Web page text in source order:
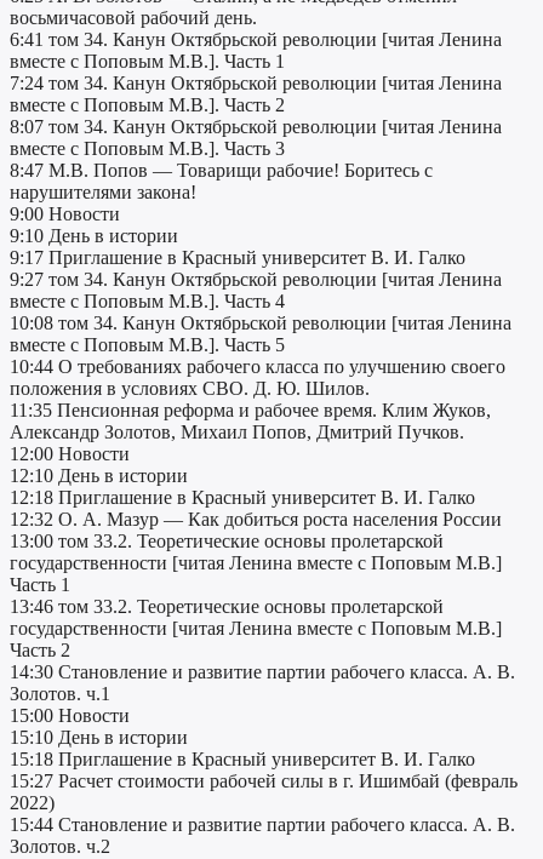
восьмичасовой рабочий день.
6:41 том 34. Канун Октябрьской революции [читая Ленина
вместе с Поповым М.В.]. Часть 1
7:24 том 34. Канун Октябрьской революции [читая Ленина
вместе с Поповым М.В.]. Часть 2
8:07 том 34. Канун Октябрьской революции [читая Ленина
вместе с Поповым М.В.]. Часть 3
8:47 М.В. Попов — Товарищи рабочие! Боритесь с
нарушителями закона!
9:00 Новости
9:10 День в истории
9:17 Приглашение в Красный университет В. И. Галко
9:27 том 34. Канун Октябрьской революции [читая Ленина
вместе с Поповым М.В.]. Часть 4
10:08 том 34. Канун Октябрьской революции [читая Ленина
вместе с Поповым М.В.]. Часть 5
10:44 О требованиях рабочего класса по улучшению своего
положения в условиях СВО. Д. Ю. Шилов.
11:35 Пенсионная реформа и рабочее время. Клим Жуков,
Александр Золотов, Михаил Попов, Дмитрий Пучков.
12:00 Новости
12:10 День в истории
12:18 Приглашение в Красный университет В. И. Галко
12:32 О. А. Мазур — Как добиться роста населения России
13:00 том 33.2. Теоретические основы пролетарской
государственности [читая Ленина вместе с Поповым М.В.]
Часть 1
13:46 том 33.2. Теоретические основы пролетарской
государственности [читая Ленина вместе с Поповым М.В.]
Часть 2
14:30 Становление и развитие партии рабочего класса. А. В.
Золотов. ч.1
15:00 Новости
15:10 День в истории
15:18 Приглашение в Красный университет В. И. Галко
15:27 Расчет стоимости рабочей силы в г. Ишимбай (февраль
2022)
15:44 Становление и развитие партии рабочего класса. А. В.
Золотов. ч.2